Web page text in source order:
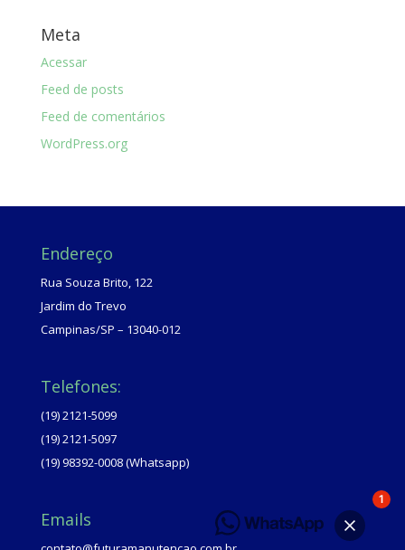
Meta
Acessar
Feed de posts
Feed de comentários
WordPress.org
Endereço
Rua Souza Brito, 122
Jardim do Trevo
Campinas/SP – 13040-012
Telefones:
(19) 2121-5099
(19) 2121-5097
(19) 98392-0008 (Whatsapp)
Emails
1